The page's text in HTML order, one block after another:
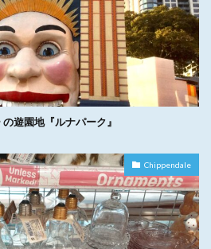
遊園地『ルナパーク』
Chippendale